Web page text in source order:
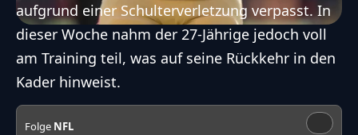
aufgrund einer Schulterverletzung verpasst. In
dieser Woche nahm der 27-Jährige jedoch voll
am Training teil, was auf seine Rückkehr in den
Kader hinweist.
Folge NFL